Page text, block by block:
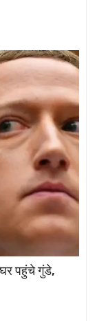
घर पहुंचे गुंडे,